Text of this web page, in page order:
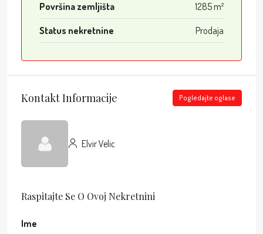
Površina zemljišta 1285 m²
Status nekretnine Prodaja
Kontakt Informacije Pogledajte oglase
Elvir Velic
Raspitajte Se O Ovoj Nekretnini
Ime